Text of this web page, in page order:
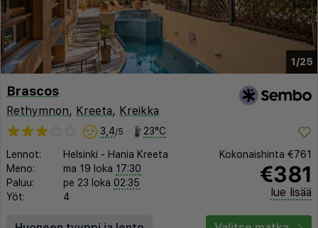
1/25
Brascos
Rethymnon, Kreeta, Kreikka
3,4/5 23°C
Lennot: Helsinki - Hania Kreeta
Meno:
ma 19 loka 17:30
Paluu:
pe 23 loka 02:35
Yöt:
4
Kokonaishinta €761
€381
lue lisää